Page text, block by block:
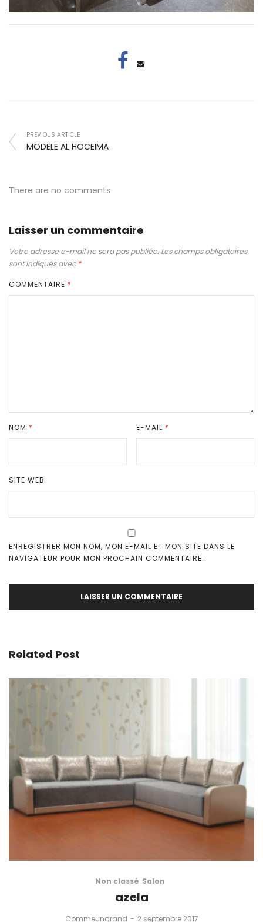
PREVIOUS ARTICLE
MODELE AL HOCEIMA
There are no comments
Laisser un commentaire
Votre adresse e-mail ne sera pas publiée. Les champs obligatoires
sont indiqués avec *
COMMENTAIRE *
NOM * E-MAIL *
SITE WEB
ENREGISTRER MON NOM, MON E-MAIL ET MON SITE DANS LE
NAVIGATEUR POUR MON PROCHAIN COMMENTAIRE.
Related Post
Non classé Salon
azela
by
Commeungrand 2 septembre 2017